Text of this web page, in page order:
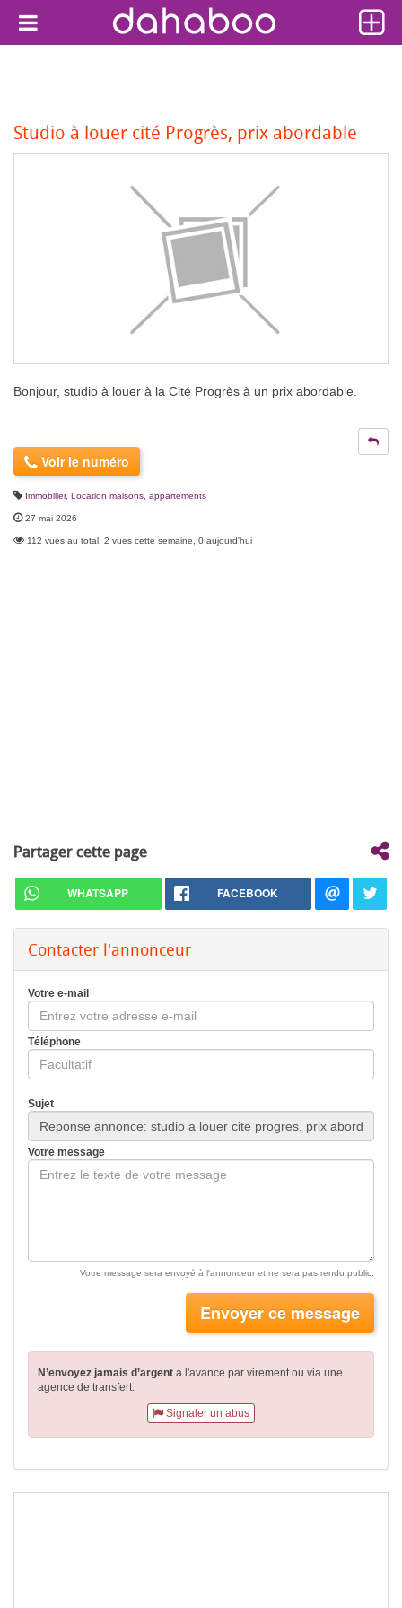
Studio à louer cité Progrès, prix abordable
Bonjour, studio à louer à la Cité Progrès à un prix abordable.
Voir le numéro
Immobilier, Location maisons, appartements
27 mai 2026
112 vues au total, 2 vues cette semaine, 0 aujourd'hui
Partager cette page
WHATSAPP FACEBOOK
Contacter l'annonceur
Votre e-mail
Téléphone
Sujet
Votre message
Votre message sera envoyé à l'annonceur et ne sera pas rendu public.
Envoyer ce message
N’envoyez jamais d’argent à l'avance par virementou via une
agence de transfert.
Signaler un abus